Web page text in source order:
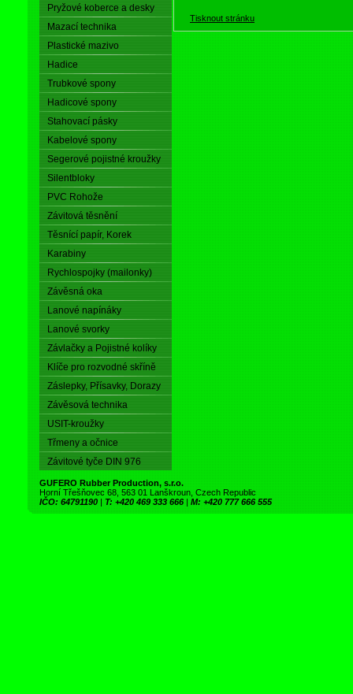
Pryžové koberce a desky
Mazací technika
Plastické mazivo
Hadice
Trubkové spony
Hadicové spony
Stahovací pásky
Kabelové spony
Segerové pojistné kroužky
Silentbloky
PVC Rohože
Závitová těsnění
Těsnící papír, Korek
Karabiny
Rychlospojky (mailonky)
Závěsná oka
Lanové napínáky
Lanové svorky
Závlačky a Pojistné kolíky
Klíče pro rozvodné skříně
Záslepky, Přísavky, Dorazy
Závěsová technika
USIT-kroužky
Třmeny a očnice
Závitové tyče DIN 976
Tisknout stránku
GUFERO Rubber Production, s.r.o.
Horní Třešňovec 68, 563 01 Lanškroun, Czech Republic
IČO: 64791190 | T: +420 469 333 666 | M: +420 777 666 555